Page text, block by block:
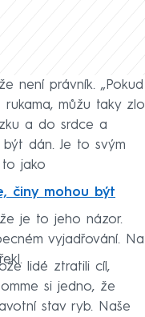
není právník. „Pokud
můžu taky zlo
a do srdce a
dán. Je to svým
to jako
činy mohou být
že je to jeho názor.
vyjadřování. Na
lidé ztratili cíl,
si jedno, že
stav ryb. Naše